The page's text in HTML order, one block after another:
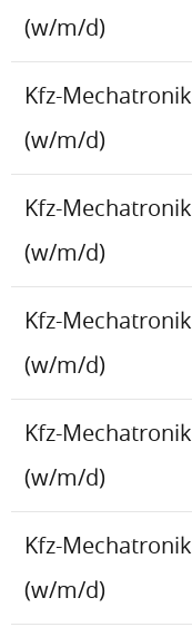
(w/m/d)
Kfz-
(w/m/d)
Kfz-
(w/m/d)
Kfz-
(w/m/d)
Kfz-
(w/m/d)
Kfz-
(w/m/d)